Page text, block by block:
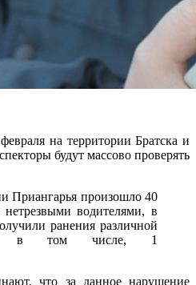
на территории Братска и
будут массово проверять
Приангарья произошло 40
водителями, в
ранения различной
в том числе, 1
что за данное нарушение